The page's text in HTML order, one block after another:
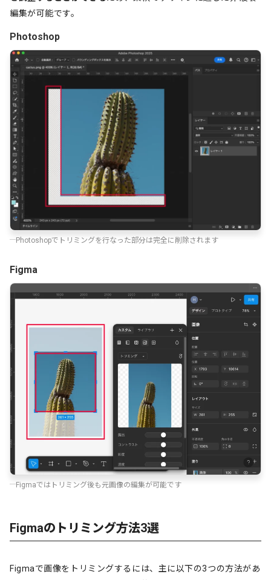
編集が可能です。
Photoshop
Photoshopでトリミングを行なった部分は完全に削除されます
Figma
Figmaではトリミング後も元画像の編集が可能です
Figmaのトリミング方法3選
Figmaで画像をトリミングするには、主に以下の3つの方法があ